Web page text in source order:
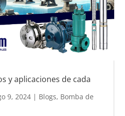
y aplicaciones de cada
9, 2024 | Blogs, Bomba de